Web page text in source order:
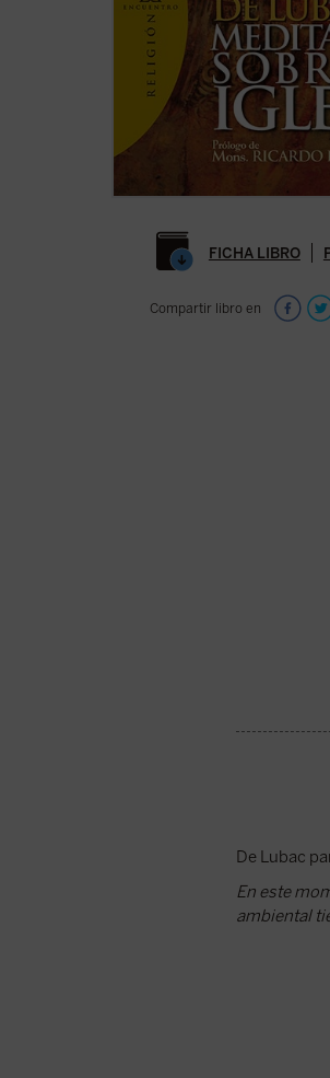
FICHA LIBRO
Compartir libro en
De Lubac
En este
ambiental